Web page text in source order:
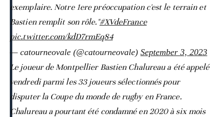
exemplaire. Notre 1ere préoccupation c'est le terrain et
Bastien remplit son rôle."#XVdeFrance
pic.twitter.com/kdD7rmEq84
— catourneovale (@catourneovale) September 3, 2023
Le joueur de Montpellier Bastien Chalureau a été appelé
vendredi parmi les 33 joueurs sélectionnés pour
disputer la Coupe du monde de rugby en France.
Chalureau a pourtant été condamné en 2020 à six mois